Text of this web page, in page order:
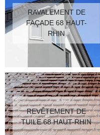
RAVALEMENT DE
FAÇADE 68 HAUT-
RHIN
REVÊTEMENT DE
TUILE 68 HAUT-RHIN